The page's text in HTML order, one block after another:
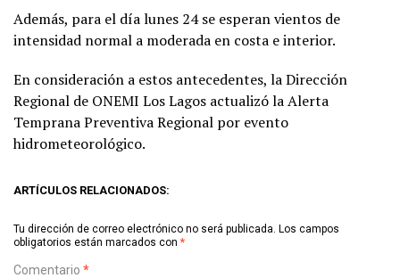
Además, para el día lunes 24 se esperan vientos de
intensidad normal a moderada en costa e interior.
En consideración a estos antecedentes, la Dirección
Regional de ONEMI Los Lagos actualizó la Alerta
Temprana Preventiva Regional por evento
hidrometeorológico.
ARTÍCULOS RELACIONADOS:
Tu dirección de correo electrónico no será publicada. Los campos
obligatorios están marcados con *
Comentario *